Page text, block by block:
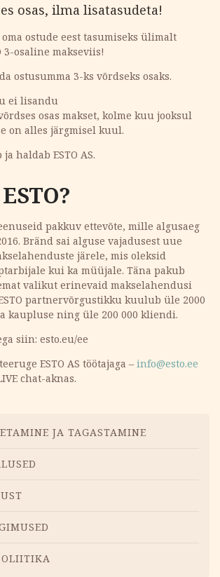
osas, ilma lisatasudeta!
oma ostude eest tasumiseks ülimalt
3-osaline makseviis!
ostusumma 3-ks võrdseks osaks.
ei lisandu
osas makset, kolme kuu jooksul
on alles järgmisel kuul.
haldab ESTO AS.
pakkuv ettevõte, mille algusaeg
Bränd sai alguse vajadusest uue
järele, mis oleksid
kui ka müüjale. Täna pakub
valikut erinevaid makselahendusi
partnervõrgustikku kuulub üle 2000
kaupluse ning üle 200 000 kliendi.
siin: esto.eu/ee
ESTO AS töötajaga – info@esto.ee
chat-aknas.
JA TAGASTAMINE